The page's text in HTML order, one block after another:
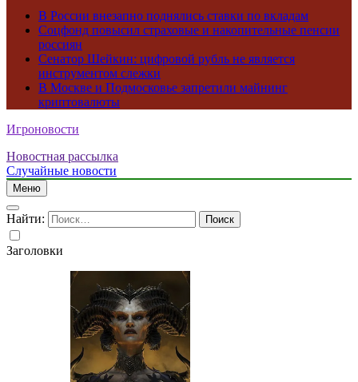
В России внезапно поднялись ставки по вкладам
Соцфонд повысил страховые и накопительные пенсии
россиян
Сенатор Шейкин: цифровой рубль не является
инструментом слежки
В Москве и Подмосковье запретили майнинг
криптовалюты
Игроновости
Новостная рассылка
Случайные новости
Меню
Найти:
Заголовки